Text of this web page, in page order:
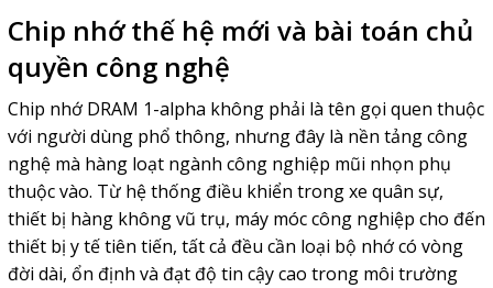
Chip nhớ thế hệ mới và bài toán chủ
quyền công nghệ
Chip nhớDRAM 1-alpha không phải là tên gọi quen thuộc
với người dùng phổ thông, nhưng đây là nền tảng công
nghệ mà hàng loạt ngành công nghiệp mũi nhọn phụ
thuộc vào. Từ hệ thống điều khiển trong xe quân sự,
thiết bị hàng không vũ trụ, máy móc công nghiệp cho đến
thiết bị y tế tiên tiến, tất cả đều cần loại bộ nhớ có vòng
đời dài, ổn định và đạt độ tin cậy cao trong môi trường